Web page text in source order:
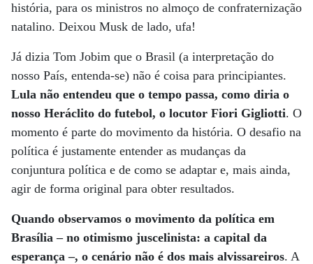
história, para os ministros no almoço de confraternização
natalino. Deixou Musk de lado, ufa!
Já dizia Tom Jobim que o Brasil (a interpretação do
nosso País, entenda-se) não é coisa para principiantes.
Lula não entendeu que o tempo passa, como diria o
nosso Heráclito do futebol, o locutor Fiori Gigliotti. O
momento é parte do movimento da história. O desafio na
política é justamente entender as mudanças da
conjuntura política e de como se adaptar e, mais ainda,
agir de forma original para obter resultados.
Quando observamos o movimento da política em
Brasília – no otimismo juscelinista: a capital da
esperança –, o cenário não é dos mais alvissareiros. A